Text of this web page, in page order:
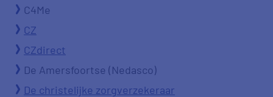
C4Me
CZ
CZdirect
De Amersfoortse (Nedasco)
De christelijke zorgverzekeraar